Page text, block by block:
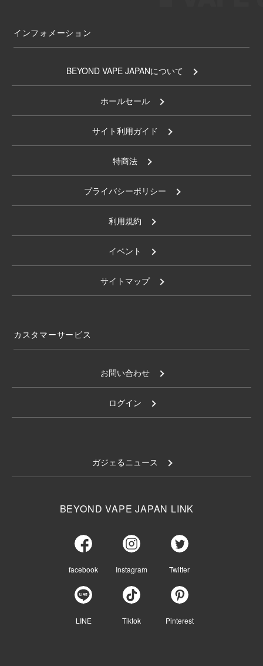
インフォメーション
BEYOND VAPE JAPANについて
ホールセール
サイト利用ガイド
特商法
プライバシーポリシー
利用規約
イベント
サイトマップ
カスタマーサービス
お問い合わせ
ログイン
ガジェるニュース
BEYOND VAPE JAPAN LINK
facebook Instagram Twitter
LINE Tiktok Pinterest